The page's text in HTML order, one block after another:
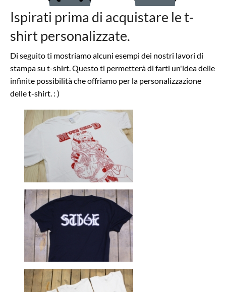
Ispirati prima di acquistare le t-
shirt personalizzate.
Di seguito ti mostriamo alcuni esempi dei nostri lavori di
stampa su t-shirt. Questo ti permetterà di farti un'idea delle
infinite possibilità che offriamo per la personalizzazione
delle t-shirt. : )